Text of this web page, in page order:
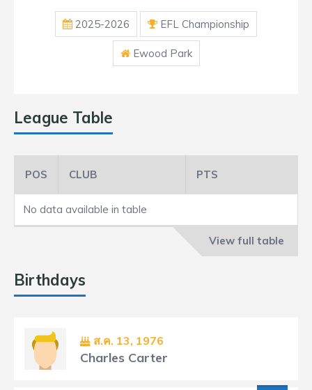
2025-2026 EFL Championship
Ewood Park
League Table
POS CLUB PTS
No data available in table
View full table
Birthdays
ส.ค. 13, 1976
Charles Carter